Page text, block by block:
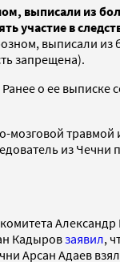
выписали из
участие в
выписали
запрещена).
о ее выписке
мозговой травмой
из Чечни
Кадыровзаявил,
Арсан Адаев